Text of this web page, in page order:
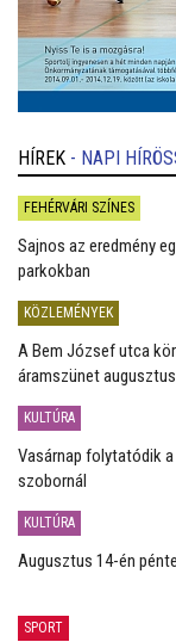
HÍREK - NAPI
FEHÉRVÁRI SZÍNES
Sajnos az eredmény
parkokban
KÖZLEMÉNYEK
A Bem József utca
áramszünet
KULTÚRA
Vasárnap folytatódik
szobornál
KULTÚRA
Augusztus 14-én
SPORT